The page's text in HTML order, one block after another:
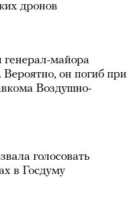
дронов
майора
он погиб при
Воздушно-
голосовать
в Госдуму